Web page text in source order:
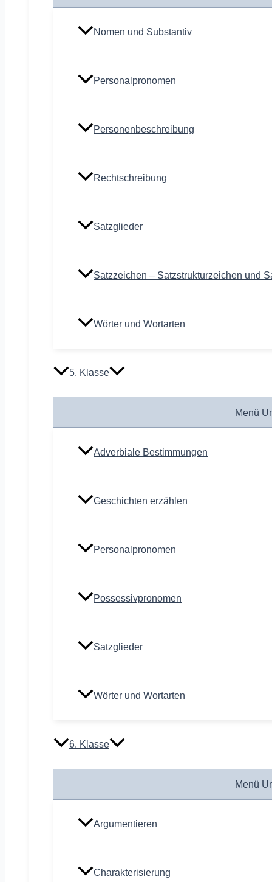
Nomen und Substantiv
Personalpronomen
Personenbeschreibung
Rechtschreibung
Satzglieder
Satzzeichen – Satzstrukturzeichen und
Wörter und Wortarten
5. Klasse
Menü
Adverbiale Bestimmungen
Geschichten erzählen
Personalpronomen
Possessivpronomen
Satzglieder
Wörter und Wortarten
6. Klasse
Menü
Argumentieren
Charakterisierung